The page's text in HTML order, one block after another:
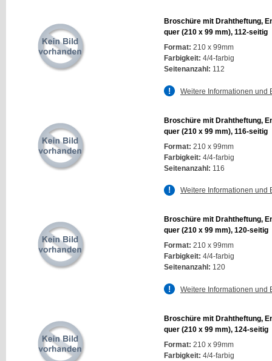
Broschüre mit Drahtheftung,
quer (210 x 99 mm), 112-seitig
Format: 210 x 99mm
Farbigkeit: 4/4-farbig
Seitenanzahl: 112
Weitere Informationen und
Broschüre mit Drahtheftung,
quer (210 x 99 mm), 116-seitig
Format: 210 x 99mm
Farbigkeit: 4/4-farbig
Seitenanzahl: 116
Weitere Informationen und
Broschüre mit Drahtheftung,
quer (210 x 99 mm), 120-seitig
Format: 210 x 99mm
Farbigkeit: 4/4-farbig
Seitenanzahl: 120
Weitere Informationen und
Broschüre mit Drahtheftung,
quer (210 x 99 mm), 124-seitig
Format: 210 x 99mm
Farbigkeit: 4/4-farbig